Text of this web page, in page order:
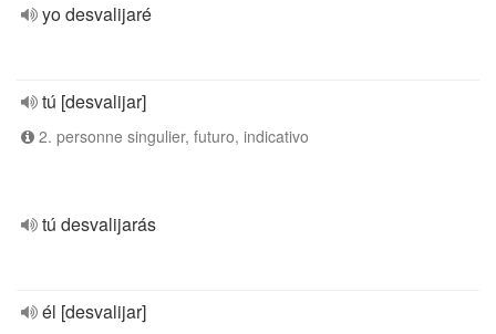
yo desvalijaré
tú [desvalijar]
2. personne singulier, futuro, indicativo
tú desvalijarás
él [desvalijar]